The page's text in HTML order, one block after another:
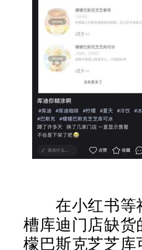
在小红书等社
槽库迪门店缺货
檬巴斯克芝芝库